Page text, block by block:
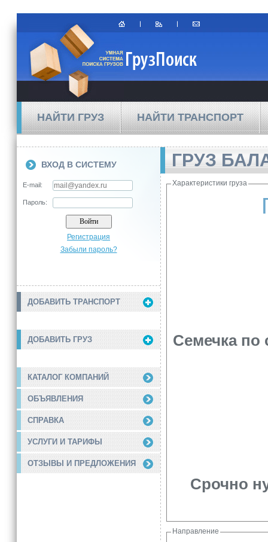
НАЙТИ ГРУЗ НАЙТИ ТРАНСПОРТ
ВХОД В СИСТЕМУ
E-mail:
Пароль:
Регистрация
Забыли пароль?
ДОБАВИТЬ ТРАНСПОРТ
ДОБАВИТЬ ГРУЗ
КАТАЛОГ КОМПАНИЙ
ОБЪЯВЛЕНИЯ
СПРАВКА
УСЛУГИ И ТАРИФЫ
ОТЗЫВЫ И ПРЕДЛОЖЕНИЯ
ГРУЗ
Характеристики груза
Семечка по
Срочно
Направление